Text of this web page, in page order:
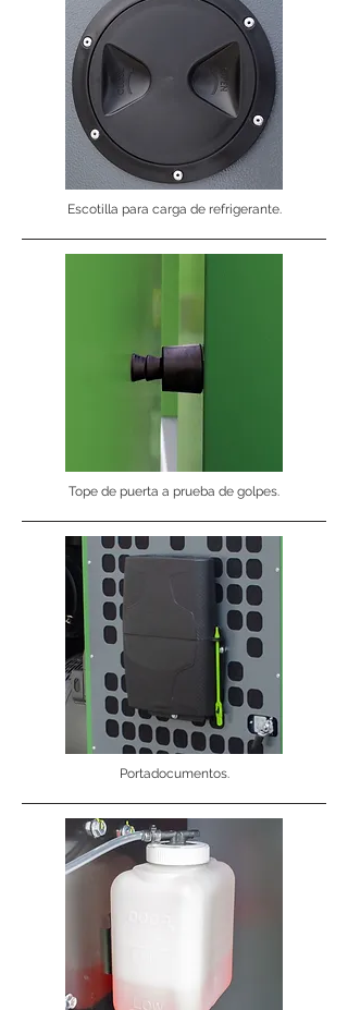
Escotilla para carga de refrigerante.
Tope de puerta a prueba de golpes.
Portadocumentos.